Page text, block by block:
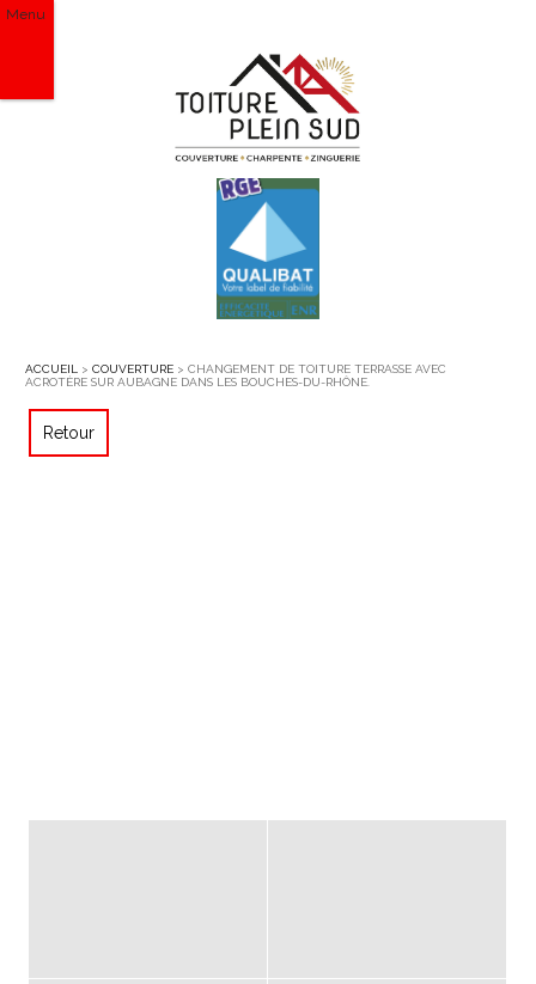
Menu
ACCUEIL > COUVERTURE > CHANGEMENT DE TOITURE TERRASSE AVEC
ACROTÈRE SUR AUBAGNE DANS LES BOUCHES-DU-RHÔNE.
Retour